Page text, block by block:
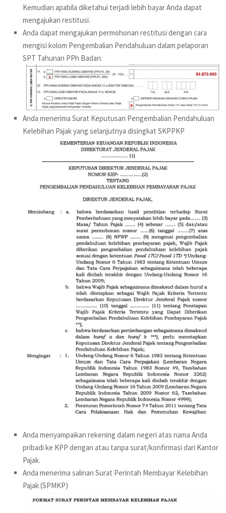
Kemudian apabila diketahui terjadi lebih bayar Anda dapat
mengajukan restitusi.
Anda dapat mengajukan permohonan restitusi dengan cara
mengisi kolom Pengembalian Pendahuluan dalam pelaporan
SPT Tahunan PPh Badan.
Anda menerima Surat Keputusan Pengembalian Pendahuluan
Kelebihan Pajak yang selanjutnya disingkat SKPPKP
Anda menyampaikan rekening dalam negeri atas nama Anda
pribadi ke KPP dengan atau tanpa surat/konfirmasi dari Kantor
Pajak.
Anda menerima salinan Surat Perintah Membayar Kelebihan
Pajak (SPMKP)